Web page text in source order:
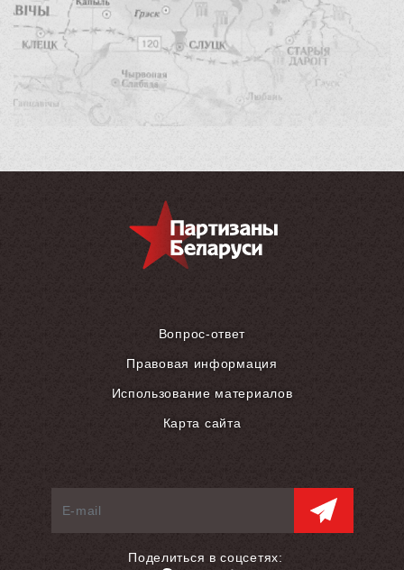
Вопрос-ответ
Правовая информация
Использование материалов
Карта сайта
Поделиться в соцсетях: